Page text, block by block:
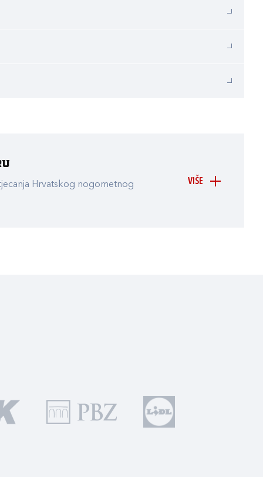
VIŠE
Hrvatskog nogometnog